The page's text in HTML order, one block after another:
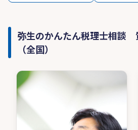
弥生のかんたん税理士相談
（全国）